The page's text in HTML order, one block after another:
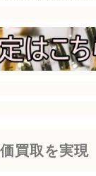
買取を実現